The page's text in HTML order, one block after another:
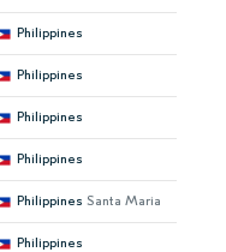
Philippines
Philippines
Philippines
Philippines
Philippines Santa Maria
Philippines